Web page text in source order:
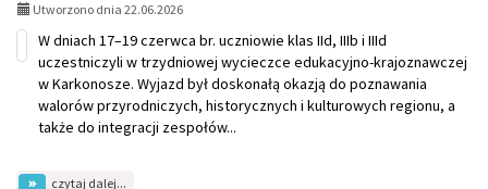
Tajemnice
Dolnego
Śląska
Utworzono dnia 22.06.2026
W dniach 17–19 czerwca br. uczniowie klas IId, IIIb i IIId
uczestniczyli w trzydniowej wycieczce edukacyjno-krajoznawczej
w Karkonosze. Wyjazd był doskonałą okazją do poznawania
walorów przyrodniczych, historycznych i kulturowych regionu, a
także do integracji zespołów...
czytaj dalej...